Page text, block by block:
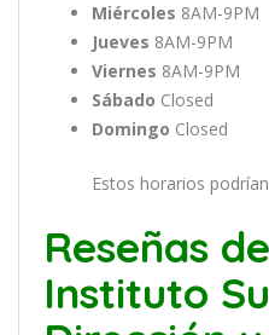
Miércoles 8AM-9PM
Jueves 8AM-9PM
Viernes 8AM-9PM
Sábado Closed
Domingo Closed
Estos horarios
Reseñas
Instituto